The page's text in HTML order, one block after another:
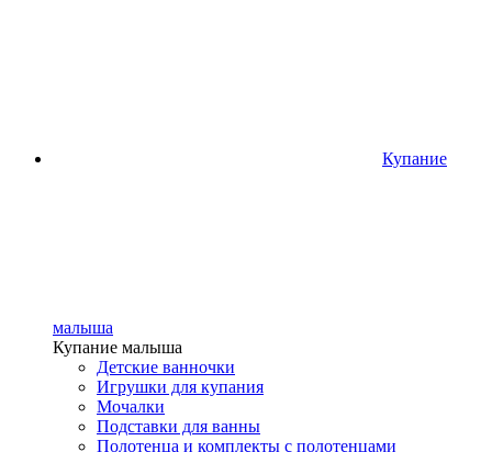
Купание
малыша
Купание малыша
Детские ванночки
Игрушки для купания
Мочалки
Подставки для ванны
Полотенца и комплекты с полотенцами